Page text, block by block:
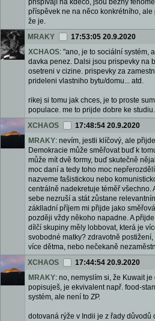
přispívají na kdeco, jsou běžný
příspěvek ne na něco konkrétního,
že je.
MRAKY
17:53:05 20.9.2020
XCHAOS: "ano, je to sociální systém,
davka penez. Dalsi jsou prispevky na
osetreni v cizine. prispevky za
prideleni vlastniho bytu/domu... atd.
rikej si tomu jak chces, je to proste
populace. me to prijde dobre ke studiu.
XCHAOS
17:48:54 20.9.2020
MRAKY: nevím, jestli klíčový, ale
Demokracie může směřovat buď k
může mít dvě formy, buď skutečně
moc daní a tedy toho moc
nazveme fašistickou nebo
centrálně nadekretuje téměř všechno.
sebe nezruší a stát zůstane
záklladní příjem mi přijde jako
později vždy někoho napadne. A
dílčí skupiny měly lobbovat, která je
svobodné matky? zdravotně
více dětma, nebo nečekaně
XCHAOS
17:44:54 20.9.2020
MRAKY: no, nemyslím si, že Kuwait
popisuješ, je ekvivalent např. food-
systém, ale není to ZP.
dotovaná rýže v Indii je z řady důvodů